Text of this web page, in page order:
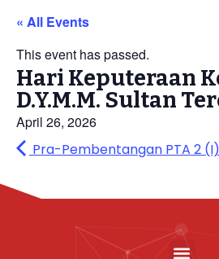
« All Events
This event has passed.
Hari Keputeraan
D.Y.M.M. Sultan
April 26, 2026
Pra-Pembentangan PTA 2 (I)